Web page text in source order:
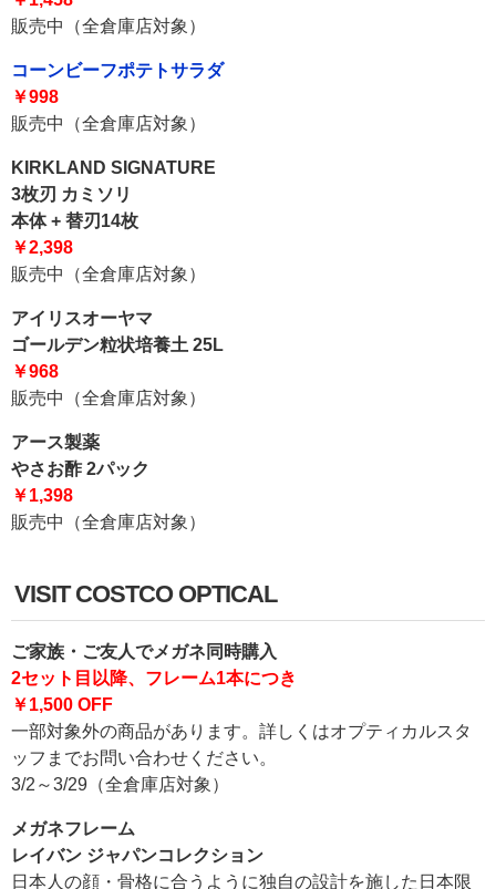
販売中（全倉庫店対象）
コーンビーフポテトサラダ
￥998
販売中（全倉庫店対象）
KIRKLAND SIGNATURE
3枚刃 カミソリ
本体 + 替刃14枚
￥2,398
販売中（全倉庫店対象）
アイリスオーヤマ
ゴールデン粒状培養土 25L
￥968
販売中（全倉庫店対象）
アース製薬
やさお酢 2パック
￥1,398
販売中（全倉庫店対象）
VISIT COSTCO OPTICAL
ご家族・ご友人でメガネ同時購入
2セット目以降、フレーム1本につき
￥1,500 OFF
一部対象外の商品があります。詳しくはオプティカルスタ
ッフまでお問い合わせください。
3/2～3/29（全倉庫店対象）
メガネフレーム
レイバン ジャパンコレクション
日本人の顔・骨格に合うように独自の設計を施した日本限